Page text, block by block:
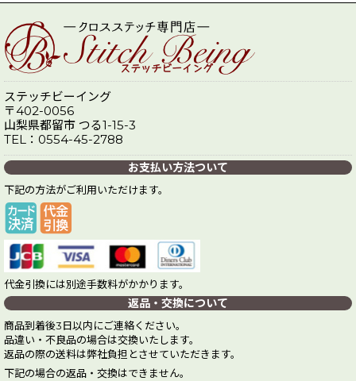
ステッチビーイング
〒402-0056
山梨県都留市 つる1-15-3
TEL：0554-45-2788
お支払い方法ついて
下記の方法がご利用いただけます。
代金引換には別途手数料がかかります。
返品・交換について
商品到着後3日以内にご連絡ください。
品違い・不良品の場合は交換いたします。
返品の際の送料は弊社負担とさせていただきます。
下記の場合の返品・交換はできません。